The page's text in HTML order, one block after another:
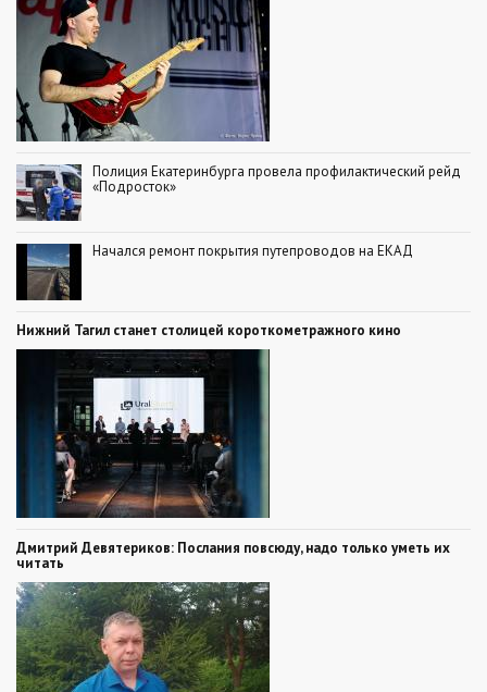
Полиция Екатеринбурга провела профилактический рейд
«Подросток»
Начался ремонт покрытия путепроводов на ЕКАД
Нижний Тагил станет столицей короткометражного кино
Дмитрий Девятериков: Послания повсюду, надо только уметь их
читать